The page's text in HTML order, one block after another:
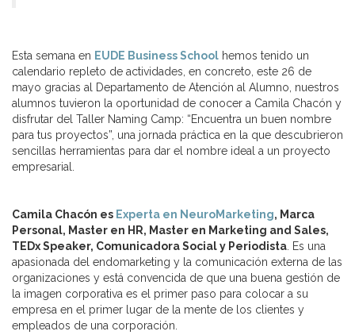
Esta semana en EUDE Business School hemos tenido un
calendario repleto de actividades, en concreto, este 26 de
mayo gracias al Departamento de Atención al Alumno, nuestros
alumnos tuvieron la oportunidad de conocer a Camila Chacón y
disfrutar del Taller Naming Camp: “Encuentra un buen nombre
para tus proyectos”, una jornada práctica en la que descubrieron
sencillas herramientas para dar el nombre ideal a un proyecto
empresarial.
Camila Chacón es Experta en NeuroMarketing, Marca
Personal, Master en HR, Master en Marketing and Sales,
TEDx Speaker, Comunicadora Social y Periodista . Es una
apasionada del endomarketing y la comunicación externa de las
organizaciones y está convencida de que una buena gestión de
la imagen corporativa es el primer paso para colocar a su
empresa en el primer lugar de la mente de los clientes y
empleados de una corporación.